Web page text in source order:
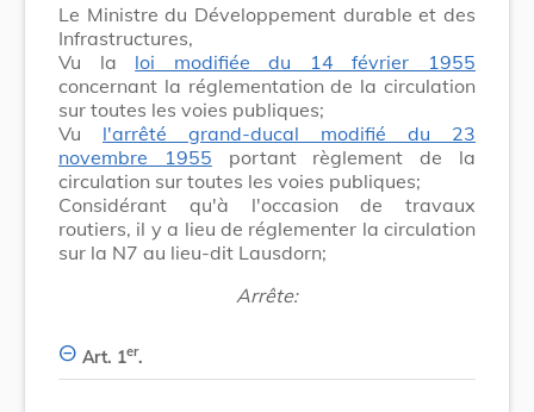
Le Ministre du Développement durable et des
Infrastructures,
Vu la loi modifiée du 14 février 1955
concernant la réglementation de la circulation
sur toutes les voies publiques;
Vu l'arrêté grand-ducal modifié du 23
novembre 1955 portant règlement de la
circulation sur toutes les voies publiques;
Considérant qu'à l'occasion de travaux
routiers, il y a lieu de réglementer la circulation
sur la N7 au lieu-dit Lausdorn;
Arrête:
Art. 1er.